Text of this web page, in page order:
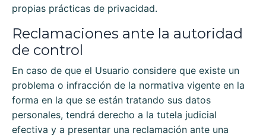
propias prácticas de privacidad.
Reclamaciones ante la autoridad
de control
En caso de que el Usuario considere que existe un
problema o infracción de la normativa vigente en la
forma en la que se están tratando sus datos
personales, tendrá derecho a la tutela judicial
efectiva y a presentar una reclamación ante una